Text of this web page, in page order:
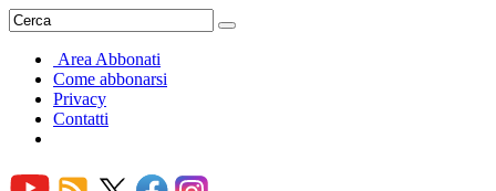
Area Abbonati
Come abbonarsi
Privacy
Contatti